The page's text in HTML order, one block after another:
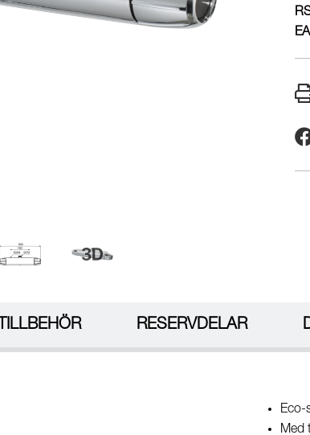
TILLBEHÖR RESERVDELAR
Eco-
Med